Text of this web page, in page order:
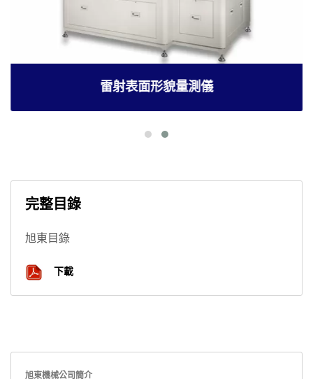
雷射表面形貌量測儀
完整目錄
旭東目錄
下載
旭東機械公司簡介